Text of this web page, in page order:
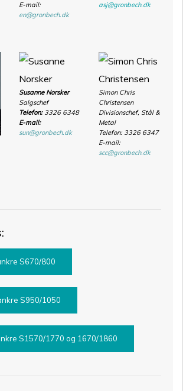
E-mail:
en@gronbech.dk
asj@gronbech.dk
Susanne Norsker
Salgschef
Telefon: 3326 6348
E-mail:
sun@gronbech.dk
Simon Chris
Christensen
Divisionschef, Stål &
Metal
Telefon: 3326 6347
E-mail:
scc@gronbech.dk
S670/800
S950/1050
S1570/1770 og 1670/1860